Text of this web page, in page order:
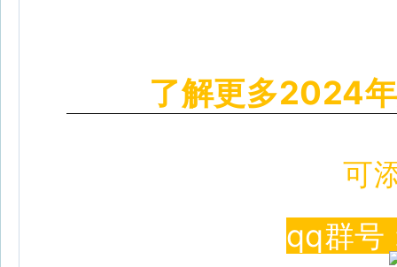
了解更多2024
可
qq群